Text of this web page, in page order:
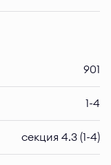
901
1-4
секция 4.3 (1-4)